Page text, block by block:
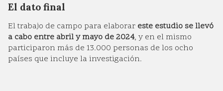
El dato final
El trabajo de campo para elaborar este estudio se llevó
a cabo entre abril y mayo de 2024, y en el mismo
participaron más de 13.000 personas de los ocho
países que incluye la investigación.